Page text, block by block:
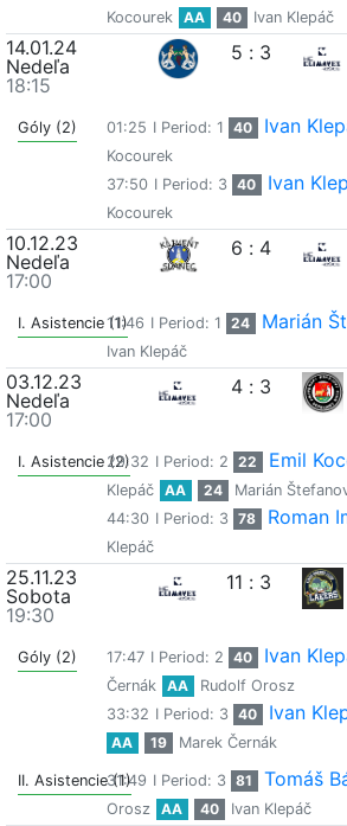
Kocourek AA 40 Ivan Klepáč
14.01.24
Nedeľa
18:15
5 : 3
Góly (2) 01:25 I Period: 1 40 Ivan
Kocourek
37:50 I Period: 3 40 Ivan
Kocourek
10.12.23
Nedeľa
17:00
6 : 4
I. Asistencie (1)
11:46 I Period: 1 24 Marián
Ivan Klepáč
03.12.23
Nedeľa
17:00
4 : 3
I. Asistencie (2)29:32 I Period: 2 22 Emil
Klepáč
AA 24
Marián
44:30 I Period: 3 78 Roman
Klepáč
25.11.23
Sobota
19:30
11 : 3
Góly (2) 17:47 I Period: 2 40 Ivan
Černák
AA
Rudolf Orosz
33:32 I Period: 3 40 Ivan
AA
19 Marek Černák
II. Asistencie (1)
31:49 I Period: 3 81 Tomáš
Orosz
AA 40 Ivan Klepáč